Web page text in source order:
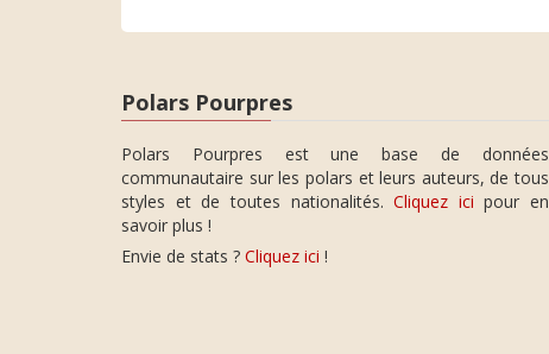
Polars Pourpres
Polars Pourpres est une base de données
communautaire sur les polars et leurs auteurs, de tous
styles et de toutes nationalités.Cliquez ici pour en
savoir plus !
Envie de stats ? Cliquez ici !